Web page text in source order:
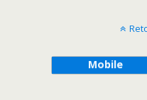
Mobile